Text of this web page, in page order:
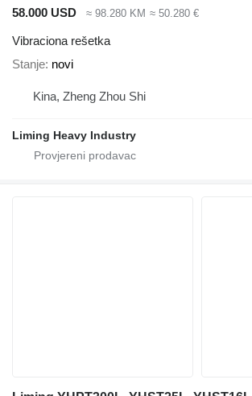
58.000 USD
≈ 98.280 KM ≈ 50.280 €
Vibraciona rešetka
Stanje novi
Kina, Zheng Zhou Shi
Liming Heavy Industry